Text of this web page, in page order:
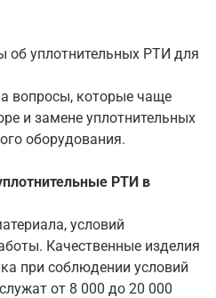
об уплотнительных РТИ для
вопросы, которые чаще
и замене уплотнительных
оборудования.
РТИ в
условий
Качественные изделия
при соблюдении условий
от 8 000 до 20 000